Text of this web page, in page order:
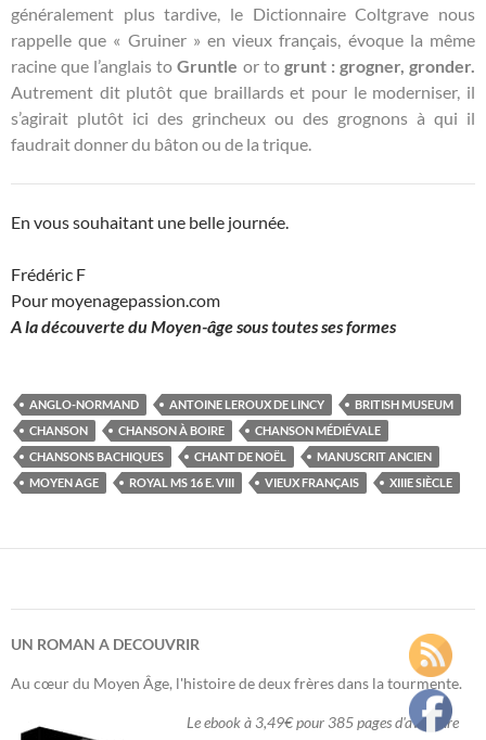
généralement plus tardive, le Dictionnaire Coltgrave nous
rappelle que « Gruiner » en vieux français, évoque la même
racine que l’anglais toGruntle or togrunt : grogner, gronder.
Autrement dit plutôt que braillards et pour le moderniser, il
s’agirait plutôt ici des grincheux ou des grognons à qui il
faudrait donner du bâton ou de la trique.
En vous souhaitant une belle journée.
Frédéric F
Pour moyenagepassion.com
A la découverte du Moyen-âge sous toutes ses formes
ANGLO-NORMAND ANTOINE LEROUX DE LINCY
BRITISH MUSEUM
CHANSON
CHANSON À BOIRE
CHANSON MÉDIÉVALE
CHANSONS BACHIQUES
CHANT DE NOËL
MANUSCRIT ANCIEN
MOYEN AGE
ROYAL MS 16 E. VIII VIEUX FRANÇAIS XIIIE SIÈCLE
UN ROMAN A DECOUVRIR
Au cœur du Moyen Âge, l'histoire de deux frères dans la tourmente.
Le ebook à 3,49€ pour 385 pages d'aventure